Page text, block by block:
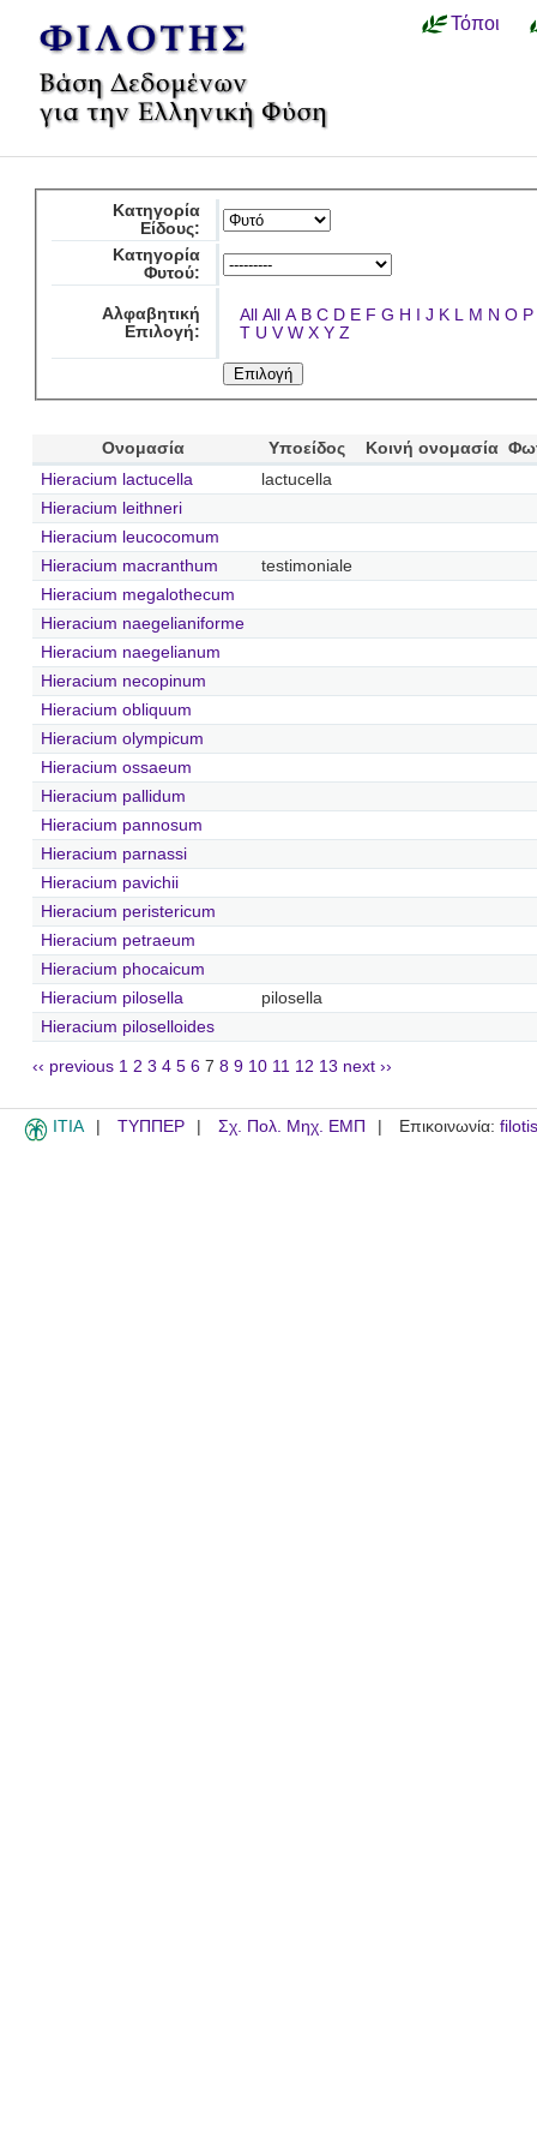
Τόποι
Κατηγορία
Είδους:
Κατηγορία
Φυτού:
Αλφαβητική
Επιλογή:
All All A B C D E F G H I J K L M N O P
T U V W X Y Z
Ονομασία Υποείδος Κοινή ονομασία
Hieracium lactucella
lactucella
Hieracium leithneri
Hieracium leucocomum
Hieracium macranthum
testimoniale
Hieracium megalothecum
Hieracium naegelianiforme
Hieracium naegelianum
Hieracium necopinum
Hieracium obliquum
Hieracium olympicum
Hieracium ossaeum
Hieracium pallidum
Hieracium pannosum
Hieracium parnassi
Hieracium pavichii
Hieracium peristericum
Hieracium petraeum
Hieracium phocaicum
Hieracium pilosella
pilosella
Hieracium piloselloides
‹‹ previous 1 2 3 4 5 6 7 8 9 10 11 12 13 next ››
ITIA ΤΥΠΠΕΡ Σχ. Πολ. Μηχ. ΕΜΠ Επικοινωνία: